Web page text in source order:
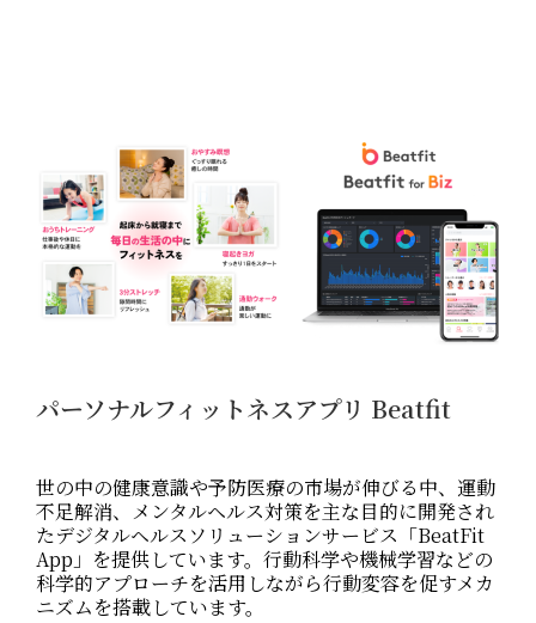
パーソナルフィットネスアプリ Beatfit
世の中の健康意識や予防医療の市場が伸びる中、運動
不足解消、メンタルヘルス対策を主な目的に開発され
たデジタルヘルスソリューションサービス「BeatFit
App」を提供しています。行動科学や機械学習などの
科学的アプローチを活用しながら行動変容を促すメカ
ニズムを搭載しています。